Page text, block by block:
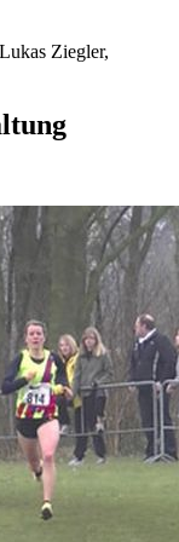
Ziegler,